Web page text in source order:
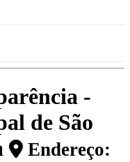
-
de São
Endereço: